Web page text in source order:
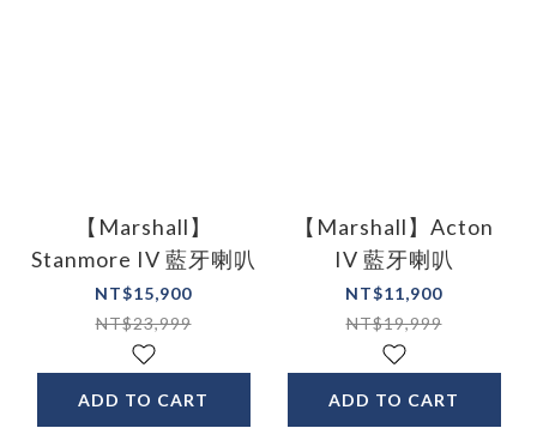
【Marshall】
Stanmore IV 藍牙喇叭
NT$15,900
NT$23,999
ADD TO CART
【Marshall】Acton
IV 藍牙喇叭
NT$11,900
NT$19,999
ADD TO CART